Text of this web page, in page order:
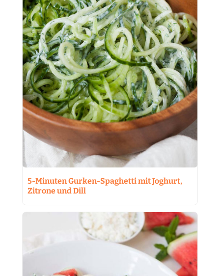
5-Minuten Gurken-Spaghetti mit Joghurt,
Zitrone und Dill